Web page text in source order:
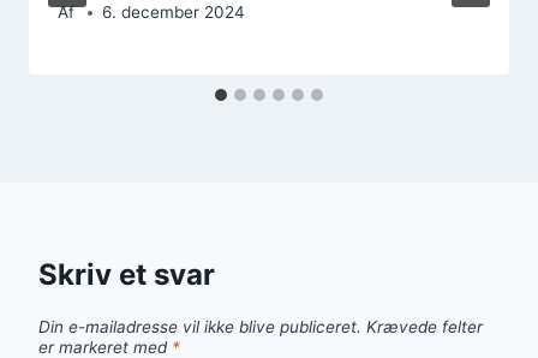
Af 6. december 2024
Skriv et svar
Din e-mailadresse vil ikke blive publiceret. Krævede felter
er markeret med *